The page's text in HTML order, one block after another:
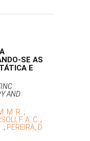
SE AS
E
AND
M. R. ;
F. A. C. ;
; PEREIRA, D.